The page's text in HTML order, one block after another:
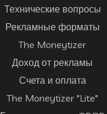
Технические вопросы
Рекламные форматы
The Moneytizer
Доход от рекламы
Счета и оплата
The Moneytizer "Lite"